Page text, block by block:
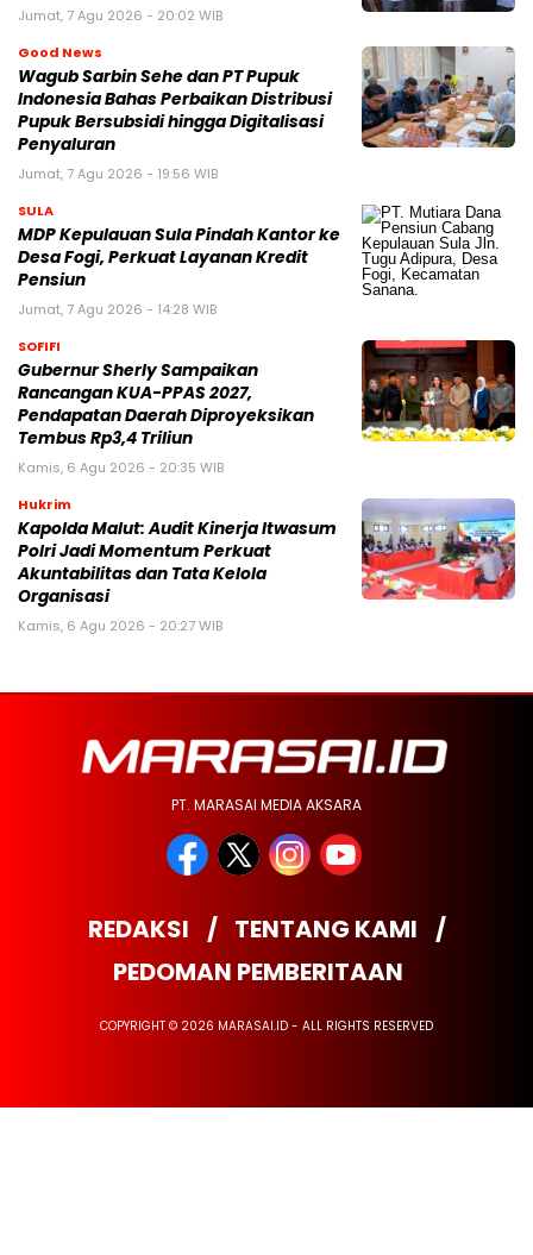
Jumat, 7 Agu 2026 - 20:02 WIB
Good News
Wagub Sarbin Sehe dan PT Pupuk
Indonesia Bahas Perbaikan Distribusi
Pupuk Bersubsidi hingga Digitalisasi
Penyaluran
Jumat, 7 Agu 2026 - 19:56 WIB
SULA
MDP Kepulauan Sula Pindah Kantor ke
Desa Fogi, Perkuat Layanan Kredit
Pensiun
Jumat, 7 Agu 2026 - 14:28 WIB
SOFIFI
Gubernur Sherly Sampaikan
Rancangan KUA-PPAS 2027,
Pendapatan Daerah Diproyeksikan
Tembus Rp3,4 Triliun
Kamis, 6 Agu 2026 - 20:35 WIB
Hukrim
Kapolda Malut: Audit Kinerja Itwasum
Polri Jadi Momentum Perkuat
Akuntabilitas dan Tata Kelola
Organisasi
Kamis, 6 Agu 2026 - 20:27 WIB
PT. MARASAI MEDIA AKSARA
REDAKSI
TENTANG KAMI
PEDOMAN PEMBERITAAN
COPYRIGHT © 2026 MARASAI.ID - ALL RIGHTS RESERVED